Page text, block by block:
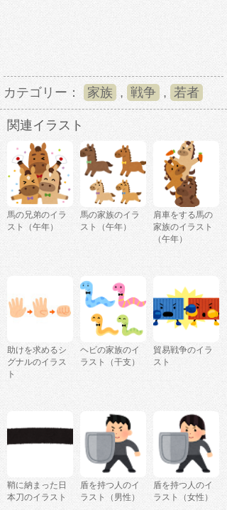
カテゴリー： 家族 , 戦争 , 若者
関連イラスト
馬の兄弟のイラ
スト（午年）
馬の家族のイラ
スト（午年）
肩車をする馬の
家族のイラスト
（午年）
助けを求めるシ
グナルのイラス
ト
ヘビの家族のイ
ラスト（干支）
貿易戦争のイラ
スト
鞘に納まった日
本刀のイラスト
盾を持つ人のイ
ラスト（男性）
盾を持つ人のイ
ラスト（女性）